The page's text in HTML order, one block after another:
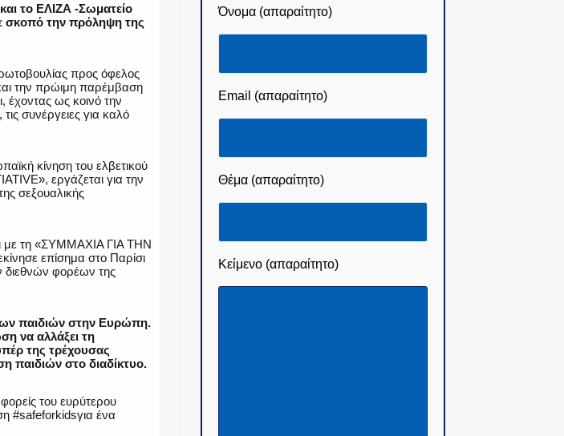
το ΕΛΙΖΑ -Σωματείο
σκοπό την πρόληψη της
προς όφελος
την πρώιμη παρέμβαση
έχοντας ως κοινό την
συνέργειες για καλό
κίνηση του ελβετικού
εργάζεται για την
σεξουαλικής
με τη «ΣΥΜΜΑΧΙΑ ΓΙΑ ΤΗΝ
επίσημα στο Παρίσι
διεθνών φορέων της
παιδιών στην Ευρώπη.
να αλλάξει τη
της τρέχουσας
παιδιών στο διαδίκτυο.
του ευρύτερου
#safeforkidsγια ένα
Όνομα (απαραίτητο)
Email (απαραίτητο)
Θέμα (απαραίτητο)
Κείμενο (απαραίτητο)